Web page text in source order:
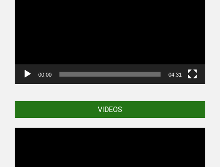
00:00 04:31
VIDEOS